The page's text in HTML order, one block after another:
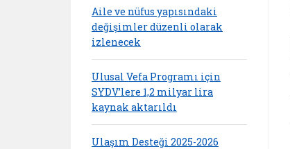
Aile ve nüfus yapısındaki
değişimler düzenli olarak
izlenecek
Ulusal Vefa Programı için
SYDV’lere 1,2 milyar lira
kaynak aktarıldı
Ulaşım Desteği 2025-2026